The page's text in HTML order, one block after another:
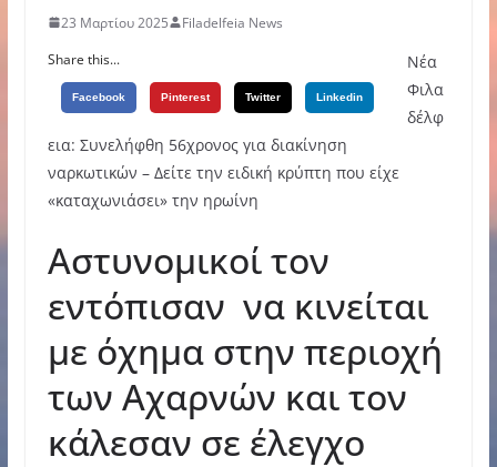
23 Μαρτίου 2025
Filadelfeia News
Share this...
Facebook Pinterest Twitter Linkedin
Νέα
Φιλα
δέλφ
εια: Συνελήφθη 56χρονος για διακίνηση
ναρκωτικών – Δείτε την ειδική κρύπτη που είχε
«καταχωνιάσει» την ηρωίνη
Αστυνομικοί τον
εντόπισαν να κινείται
με όχημα στην περιοχή
των Αχαρνών και τον
κάλεσαν σε έλεγχο